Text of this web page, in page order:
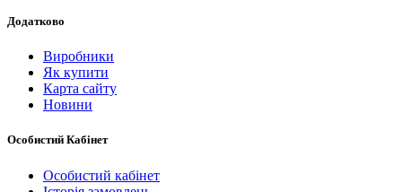
Додатково
Виробники
Як купити
Карта сайту
Новини
Особистий Кабінет
Особистий кабінет